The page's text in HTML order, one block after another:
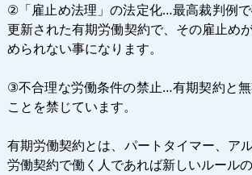
②「雇止め法理」の法定化…最高裁判例
更新された有期労働契約で、その雇止め
められない事になります。
③不合理な労働条件の禁止…有期契約と
ことを禁じています。
有期労働契約とは、パートタイマー、ア
労働契約で働く人であれば新しいルールの